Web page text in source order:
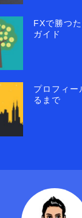
FXで勝つ
ガイド
プロフィー
るまで